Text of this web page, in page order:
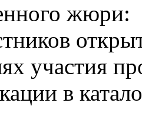
жюри:
участия
в